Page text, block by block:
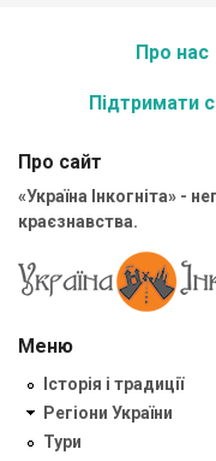
Про нас
Підтримати
Про сайт
«Україна Інкогніта» -
краєзнавства.
Меню
Історія і традиції
Регіони України
Тури